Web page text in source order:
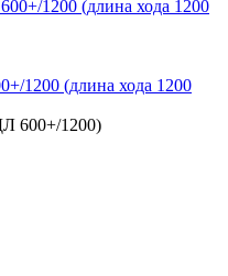
1200 (длина хода 1200
600+/1200)